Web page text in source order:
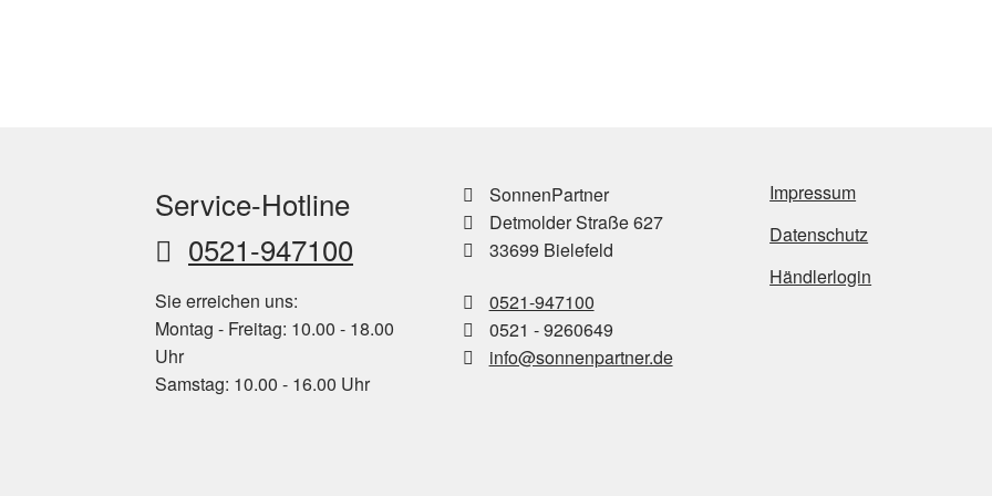
Service-Hotline
0521-947100
Sie erreichen uns:
Montag - Freitag: 10.00 - 18.00
Uhr
Samstag: 10.00 - 16.00 Uhr
SonnenPartner
Detmolder Straße 627
33699 Bielefeld
0521-947100
0521 - 9260649
info@sonnenpartner.de
Impressum
Datenschutz
Händlerlogin